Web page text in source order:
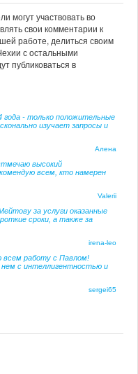
могут участвовать во
свои комментарии к
работе, делиться своим
с остальными
публиковаться в
года - только положительные
изучает запросы и
Алена
высокий
всем, кто намерен
Valerii
за услуги оказанные
сроки, а также за
irena-leo
всем работу с Павлом!
с интеллигентностью и
sergei65